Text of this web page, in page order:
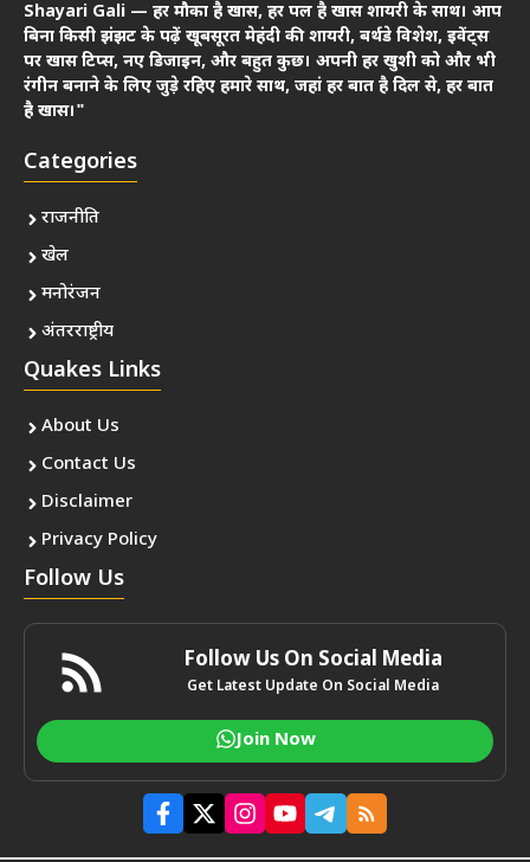
Shayari Gali — हर मौका है खास, हर पल है खास शायरी के साथ। आप
बिना किसी झंझट के पढ़ें खूबसूरत मेहंदी की शायरी, बर्थडे विशेश, इवेंट्स
पर खास टिप्स, नए डिजाइन, और बहुत कुछ। अपनी हर खुशी को और भी
रंगीन बनाने के लिए जुड़े रहिए हमारे साथ, जहां हर बात है दिल से, हर बात
है खास।"
Categories
राजनीति
खेल
मनोरंजन
अंतरराष्ट्रीय
Quakes Links
About Us
Contact Us
Disclaimer
Privacy Policy
Follow Us
Follow Us On Social Media
Get Latest Update On Social Media
Join Now